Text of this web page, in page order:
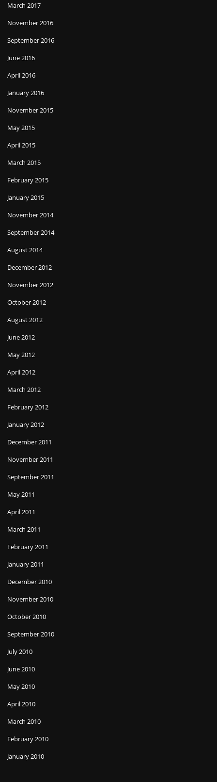
March 2017
November 2016
September 2016
June 2016
April 2016
January 2016
November 2015
May 2015
April 2015
March 2015
February 2015
January 2015
November 2014
September 2014
August 2014
December 2012
November 2012
October 2012
August 2012
June 2012
May 2012
April 2012
March 2012
February 2012
January 2012
December 2011
November 2011
September 2011
May 2011
April 2011
March 2011
February 2011
January 2011
December 2010
November 2010
October 2010
September 2010
July 2010
June 2010
May 2010
April 2010
March 2010
February 2010
January 2010